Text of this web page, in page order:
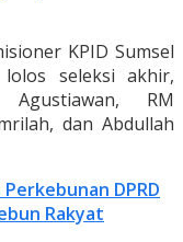
KPID Sumsel
seleksi akhir,
RM
dan Abdullah
DPRD
Rakyat